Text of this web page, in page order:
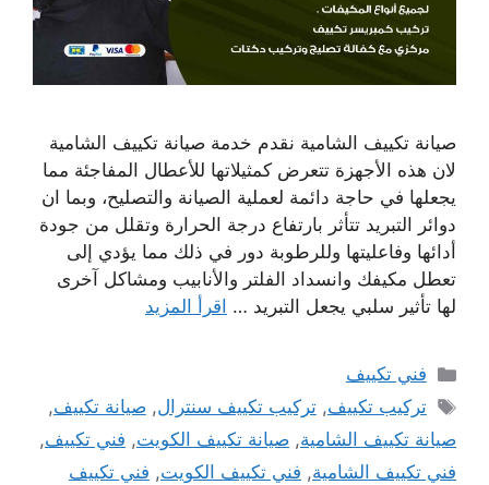
صيانة تكييف الشامية نقدم خدمة صيانة تكييف الشامية
لان هذه الأجهزة تتعرض كمثيلاتها للأعطال المفاجئة مما
يجعلها في حاجة دائمة لعملية الصيانة والتصليح، وبما ان
دوائر التبريد تتأثر بارتفاع درجة الحرارة وتقلل من جودة
أدائها وفاعليتها وللرطوبة دور في ذلك مما يؤدي إلى
تعطل مكيفك وانسداد الفلتر والأنابيب ومشاكل آخرى
لها تأثير سلبي يجعل التبريد … اقرأ المزيد
التصنيفات
فني تكييف
الوسوم
تركيب تكييف,تركيب تكييف سنترال,صيانة تكييف,
صيانة تكييف الشامية, صيانة تكييف الكويت, فني تكييف,
فني تكييف الشامية, فني تكييف الكويت, فني تكييف